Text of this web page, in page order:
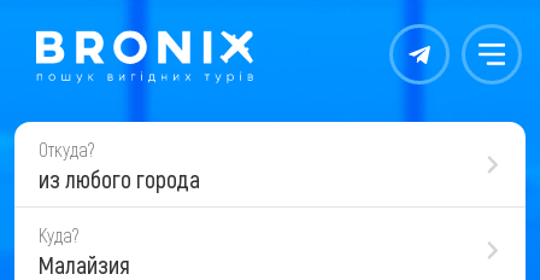
Контакты Меню
Откуда?
из любого города
Куда?
Малайзия